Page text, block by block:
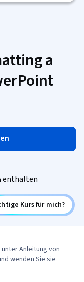
a
enthalten
Kurs für mich?
Anleitung von
wenden Sie sie